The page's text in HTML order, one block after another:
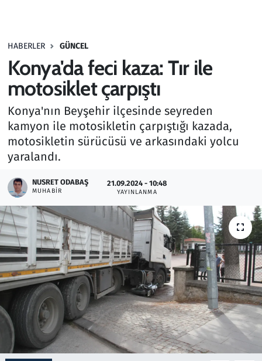
HABERLER GÜNCEL
Konya'da feci kaza: Tır ile
motosiklet çarpıştı
Konya'nın Beyşehir ilçesinde seyreden
kamyon ile motosikletin çarpıştığı kazada,
motosikletin sürücüsü ve arkasındaki yolcu
yaralandı.
NUSRET ODABAŞ
MUHABIR
21.09.2024 - 10:48
YAYINLANMA
Haber
Kültür Sanat
Kurumsal Haberler
Lezzet Durağı
Oyun
Ramazan
Resmi İlanlar
Rüya Tabirleri
Sağlık